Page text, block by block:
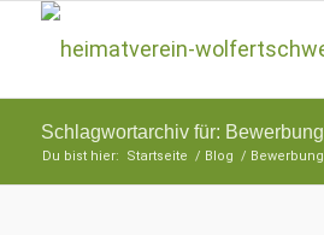
Schlagwortarchiv für: Bewerbung
Du bist hier: Startseite / Blog / Bewerbung